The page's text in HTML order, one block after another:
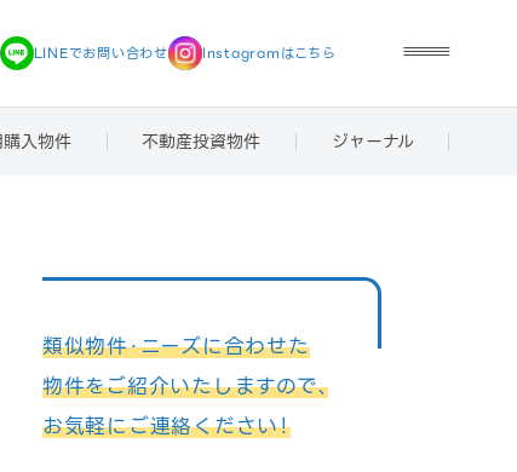
LINEでお問い合わせ Instagramはこちら
入物件 不動産投資物件 ジャーナル
類似物件・ニーズに合わせた
物件をご紹介いたしますので、
お気軽にご連絡ください！